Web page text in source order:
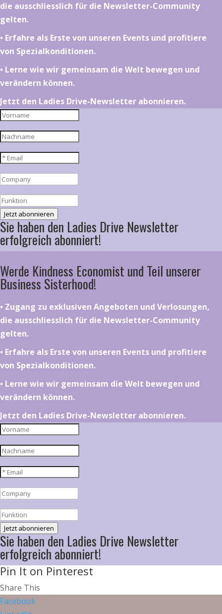
die ausschliesslich für die Newsletter-Community
gelten.
•⁠ ⁠⁠Erfahre als Erste von unseren Events und profitiere
von Spezialkonditionen.
•⁠ ⁠⁠Lerne wie wir gemeinsam die Welt bewegen und
verändern können.
Jetzt den Ladies Drive-Newsletter abonnieren.
Jetzt abonnieren
Sie haben den Ladies Drive Newsletter
erfolgreich abonniert!
Werde Kindness Economist und Teil unserer
Business Sisterhood!
•⁠ ⁠⁠Zugang zu exklusiven Angeboten und Verlosungen,
die ausschliesslich für die Newsletter-Community
gelten.
•⁠ ⁠⁠Erfahre als Erste von unseren Events und profitiere
von Spezialkonditionen.
•⁠ ⁠⁠Lerne wie wir gemeinsam die Welt bewegen und
verändern können.
Jetzt den Ladies Drive-Newsletter abonnieren.
Jetzt abonnieren
Sie haben den Ladies Drive Newsletter
erfolgreich abonniert!
Pin It on Pinterest
Share This
Facebook